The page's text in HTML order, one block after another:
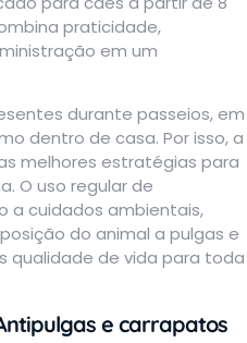
praticidade,
em um
durante passeios, em
dentro de casa. Por isso, a
melhores estratégias para
O uso regular de
a cuidados ambientais,
do animal a pulgas e
qualidade de vida para toda
e carrapatos